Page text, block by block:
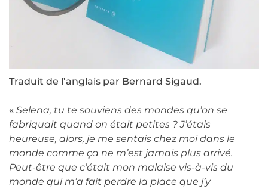
Traduit de l’anglais par Bernard Sigaud.
« Selena, tu te souviens des mondes qu’on se
fabriquait quand on était petites ? J’étais
heureuse, alors, je me sentais chez moi dans le
monde comme ça ne m’est jamais plus arrivé.
Peut-être que c’était mon malaise vis-à-vis du
monde qui m’a fait perdre la place que j’y